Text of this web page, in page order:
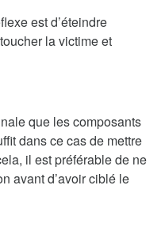
est d’éteindre
la victime et
que les composants
dans ce cas de mettre
il est préférable de ne
avant d’avoir ciblé le